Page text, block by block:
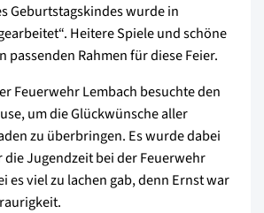
Geburtstagskindes wurde in
Heitere Spiele und schöne
passenden Rahmen für diese Feier.
Feuerwehr Lembach besuchte den
um die Glückwünsche aller
zu überbringen. Es wurde dabei
Jugendzeit bei der Feuerwehr
es viel zu lachen gab, denn Ernst war